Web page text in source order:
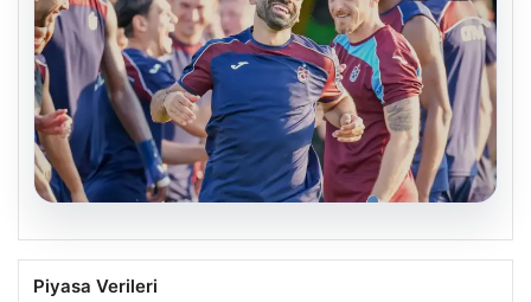
06.08.2026
Mohamed Salah, Trabzonspor’la ilk
resmi idmanına çıktı
Piyasa Verileri